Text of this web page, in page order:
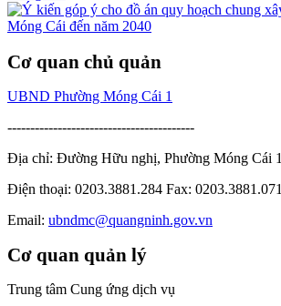
Cơ quan chủ quản
UBND Phường Móng Cái 1
-----------------------------------------
Địa chỉ: Đường Hữu nghị, Phường Móng Cái 1
Điện thoại: 0203.3881.284 Fax: 0203.3881.071
Email: ubndmc@quangninh.gov.vn
Cơ quan quản lý
Trung tâm Cung ứng dịch vụ